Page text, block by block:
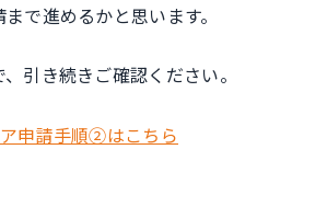
で進めるかと思います。
引き続きご確認ください。
申請手順②はこちら